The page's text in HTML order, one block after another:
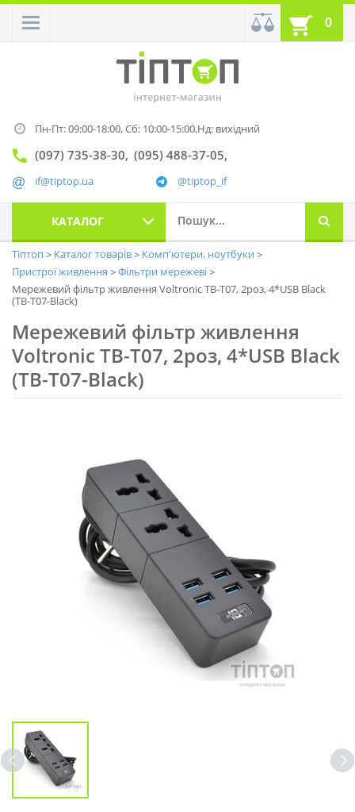
0
Пн-Пт: 09:00-18:00,Сб: 10:00-15:00,Нд: вихідний
(097) 735-38-30 (095) 488-37-05
@tiptop_if
if@tiptop.ua
КАТАЛОГ
Тіптоп Каталог товарів
Комп'ютери, ноутбуки
Пристрої живлення
Фільтри мережеві
Мережевий фільтр живлення Voltronic TВ-Т07, 2роз, 4*USB Black
(ТВ-Т07-Black)
Мережевий фільтр живлення
Voltronic TВ-Т07, 2роз, 4*USB Black
(ТВ-Т07-Black)